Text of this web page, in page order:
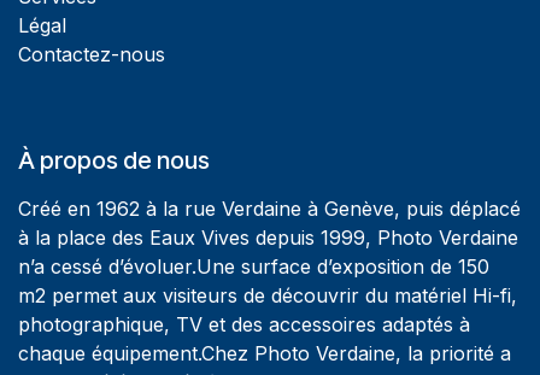
Légal
Contactez-nous
À propos de nous
Créé en 1962 à la rue Verdaine à Genève, puis déplacé
à la place des Eaux Vives depuis 1999, Photo Verdaine
n’a cessé d’évoluer.Une surface d’exposition de 150
m2 permet aux visiteurs de découvrir du matériel Hi-fi,
photographique, TV et des accessoires adaptés à
chaque équipement.Chez Photo Verdaine, la priorité a